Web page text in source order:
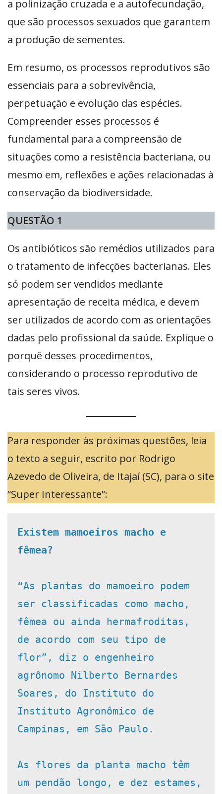
a polinização cruzada e a autofecundação,
que são processos sexuados que garantem
a produção de sementes.
Em resumo, os processos reprodutivos são
essenciais para a sobrevivência,
perpetuação e evolução das espécies.
Compreender esses processos é
fundamental para a compreensão de
situações como a resistência bacteriana, ou
mesmo em, reflexões e ações relacionadas à
conservação da biodiversidade.
QUESTÃO 1
Os antibióticos são remédios utilizados para
o tratamento de infecções bacterianas. Eles
só podem ser vendidos mediante
apresentação de receita médica, e devem
ser utilizados de acordo com as orientações
dadas pelo profissional da saúde. Explique o
porquê desses procedimentos,
considerando o processo reprodutivo de
tais seres vivos.
Para responder às próximas questões, leia
o texto a seguir, escrito por Rodrigo
Azevedo de Oliveira, de Itajaí (SC), para o site
“Super Interessante”:
Existem mamoeiros macho e
fêmea?
“As plantas do mamoeiro podem
ser classificadas como macho,
fêmea ou ainda hermafroditas,
de acordo com seu tipo de
flor”, diz o engenheiro
agrônomo Nilberto Bernardes
Soares, do Instituto do
Instituto Agronômico de
Campinas, em São Paulo.
As flores da planta macho têm
um pendão longo, e dez estames,